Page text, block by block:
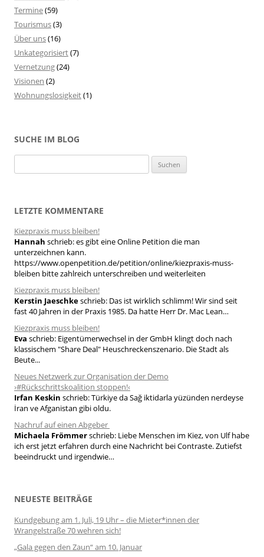
Termine(59)
Tourismus(3)
Über uns(16)
Unkategorisiert(7)
Vernetzung(24)
Visionen (2)
Wohnungslosigkeit(1)
SUCHE IM BLOG
u
n
n
a
c
h
:
LETZTE KOMMENTARE
Kiezpraxis muss bleiben!
Hannah schrieb:es gibt eine Online Petition die man
unterzeichnen kann.
https://www.openpetition.de/petition/online/kiezpraxis-muss-
bleiben bitte zahlreich unterschreiben und weiterleiten
Kiezpraxis muss bleiben!
Kerstin Jaeschkeschrieb: Das ist wirklich schlimm! Wir sind seit
fast 40 Jahren in der Praxis 1985. Da hatte Herr Dr. Mac Lean…
Kiezpraxis muss bleiben!
Eva schrieb: Eigentümerwechsel in der GmbH klingt doch nach
klassischem "Share Deal" Heuschreckenszenario. Die Stadt als
Beute...
Neues Netzwerk zur Organisation der Demo
›#Rückschrittskoalition stoppen!‹
Irfan Keskin schrieb:Türkiye da Sağ iktidarla yüzünden nerdeyse
İran ve Afganistan gibi oldu.
Nachruf auf einen Abgeber
Michaela Frömmerschrieb: Liebe Menschen im Kiez, von Ulf habe
ich erst jetzt erfahren durch eine Nachricht bei Contraste. Zutiefst
beeindruckt und irgendwie…
NEUESTE BEITRÄGE
Kundgebung am 1. Juli, 19 Uhr – die Mieter*innen der
Wrangelstraße 70 wehren sich!
„Gala gegen den Zaun“ am 10. Januar